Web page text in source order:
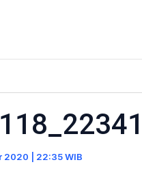
2020 | 22:35 WIB